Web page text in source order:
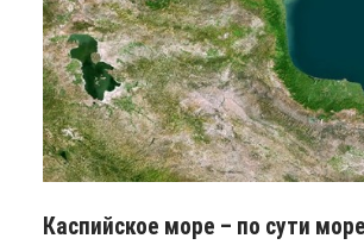
Каспийское море – по сути